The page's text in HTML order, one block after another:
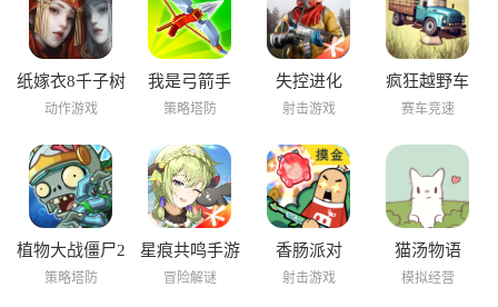
纸嫁衣8千子树
动作游戏
我是弓箭手
策略塔防
失控进化
射击游戏
疯狂越野车
赛车竞速
植物大战僵尸2
海底世界
策略塔防
星痕共鸣手游
冒险解谜
香肠派对
射击游戏
猫汤物语
模拟经营